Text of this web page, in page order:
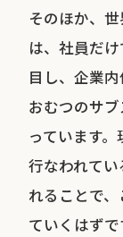
そのほか、
は、社員だ
目し、企業
おむつのサ
っています
行なわれて
れることで
ていくはずで